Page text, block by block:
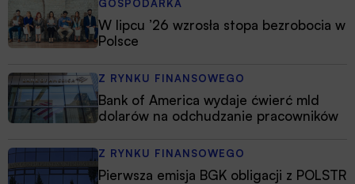
GOSPODARKA
W lipcu ’26 wzrosła stopa bezrobocia w
Polsce
Z RYNKU FINANSOWEGO
Bank of America wydaje ćwierć mld
dolarów na odchudzanie pracowników
Z RYNKU FINANSOWEGO
Pierwsza emisja BGK obligacji z POLSTR